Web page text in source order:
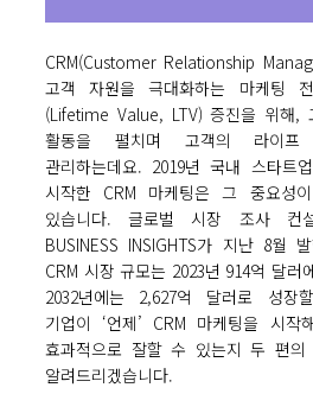
CRM(Customer Relationship
고객 자원을 극대화하는 마케팅 전
(Lifetime Value, LTV) 증진을 위해,
활동을 펼치며 고객의 라이프
관리하는데요. 2019년 국내 스타트
시작한 CRM 마케팅은 그 중요성
있습니다. 글로벌 시장 조사 컨
BUSINESS INSIGHTS가 지난 8월
CRM 시장 규모는 2023년 914억 달러
2032년에는 2,627억 달러로 성장
기업이 ‘언제’ CRM 마케팅을 시작
효과적으로 잘할 수 있는지 두 편의
알려드리겠습니다.